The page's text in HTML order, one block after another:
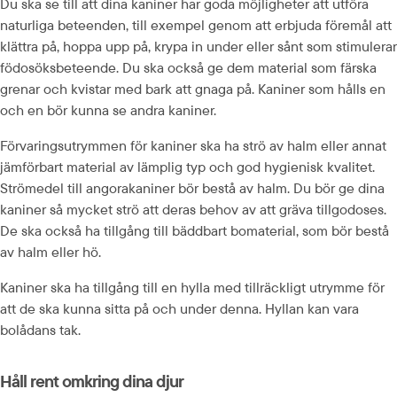
Du ska se till att dina kaniner har goda möjligheter att utföra
naturliga beteenden, till exempel genom att erbjuda föremål att
klättra på, hoppa upp på, krypa in under eller sånt som stimulerar
födosöksbeteende. Du ska också ge dem material som färska
grenar och kvistar med bark att gnaga på. Kaniner som hålls en
och en bör kunna se andra kaniner.
Förvaringsutrymmen för kaniner ska ha strö av halm eller annat
jämförbart material av lämplig typ och god hygienisk kvalitet.
Strömedel till angorakaniner bör bestå av halm. Du bör ge dina
kaniner så mycket strö att deras behov av att gräva tillgodoses.
De ska också ha tillgång till bäddbart bomaterial, som bör bestå
av halm eller hö.
Kaniner ska ha tillgång till en hylla med tillräckligt utrymme för
att de ska kunna sitta på och under denna. Hyllan kan vara
bolådans tak.
Håll rent omkring dina djur